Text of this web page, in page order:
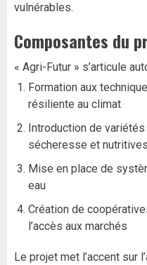
vulnérables.
Composantes du
« Agri-Futur » s’articule
Formation aux
résiliente au climat
Introduction de
sécheresse et nutritives
Mise en place de
eau
Création de
l’accès aux marchés
Le projet met l’accent sur